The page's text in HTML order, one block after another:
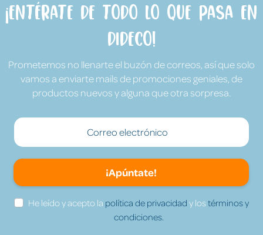
¡Entérate de todo lo que pasa en
Dideco!
Prometemos no llenarte el buzón de correos, así que solo
vamos a enviarte mails de promociones geniales, de
productos nuevos y alguna que otra sorpresa.
¡Apúntate!
He leído y acepto la política de privacidad y lostérminos y
condiciones.